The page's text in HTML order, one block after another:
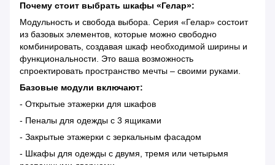
Почему стоит выбрать шкафы «Гелар»:
Модульность и свобода выбора. Серия «Гелар» состоит
из базовых элементов, которые можно свободно
комбинировать, создавая шкаф необходимой ширины и
функциональности. Это ваша возможность
спроектировать пространство мечты – своими руками.
Базовые модули включают:
- Открытые этажерки для шкафов
- Пеналы для одежды с 3 ящиками
- Закрытые этажерки с зеркальным фасадом
- Шкафы для одежды с двумя, тремя или четырьмя